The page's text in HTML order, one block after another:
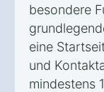
besondere
eine
und
mindestens